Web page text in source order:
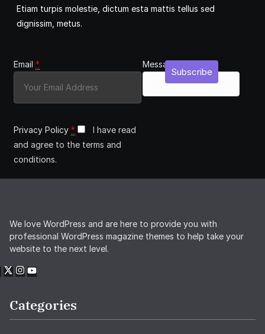
Etiam turpis molestie, dictum esta mattis tellus sed
dignissim, metus.
Email *
Privacy Policy *
I have read
and agree to the terms and
conditions.
Message
Subscribe
We love WordPress and are here to provide you with
professional WordPress magazine themes to help take your
website to the next level.
Categories